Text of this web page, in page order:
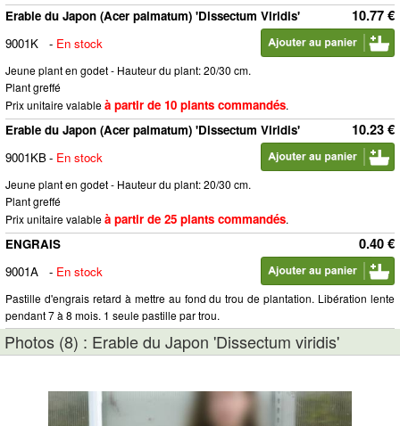
10.77 €
Erable du Japon (Acer palmatum) 'Dissectum Viridis'
9001K
- En stock
Jeune plant en godet - Hauteur du plant: 20/30 cm.
Plant greffé
Prix unitaire valableà partir de 10 plants commandés.
10.23 €
Erable du Japon (Acer palmatum) 'Dissectum Viridis'
9001KB- En stock
Jeune plant en godet - Hauteur du plant: 20/30 cm.
Plant greffé
Prix unitaire valableà partir de 25 plants commandés.
0.40 €
ENGRAIS
9001A
- En stock
Pastille d'engrais retard à mettre au fond du trou de plantation. Libération lente
pendant 7 à 8 mois. 1 seule pastille par trou.
Photos (8) : Erable du Japon 'Dissectum viridis'